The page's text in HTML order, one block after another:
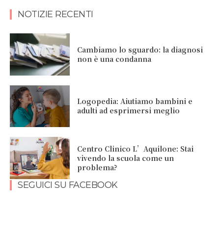
NOTIZIE RECENTI
Cambiamo lo sguardo: la diagnosi
non è una condanna
Logopedia: Aiutiamo bambini e
adulti ad esprimersi meglio
Centro Clinico L’Aquilone: Stai
vivendo la scuola come un
problema?
SEGUICI SU FACEBOOK